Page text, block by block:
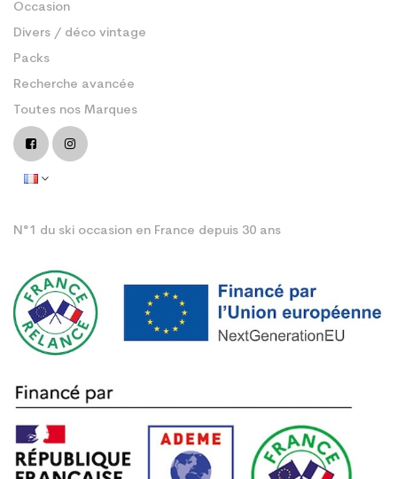
Occasion
Divers / déco vintage
Packs
Recherche avancée
Toutes nos Marques
N°1 du ski occasion en France depuis 30 ans